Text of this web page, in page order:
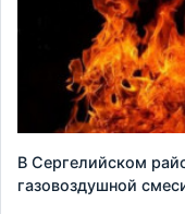
В Сергелийском
газовоздушной